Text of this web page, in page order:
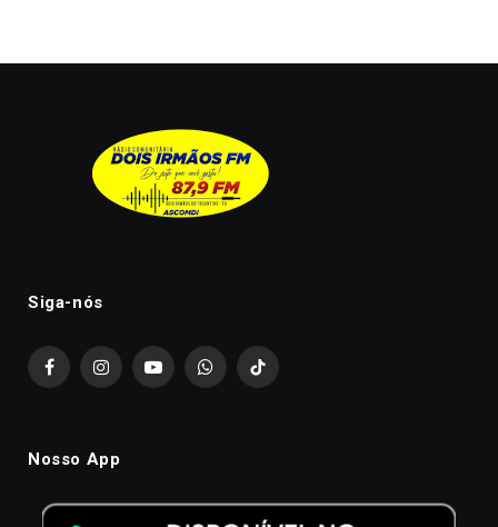
Siga-nós
FacebookInstagramYouTubeWhatsAppTikTok
Nosso App